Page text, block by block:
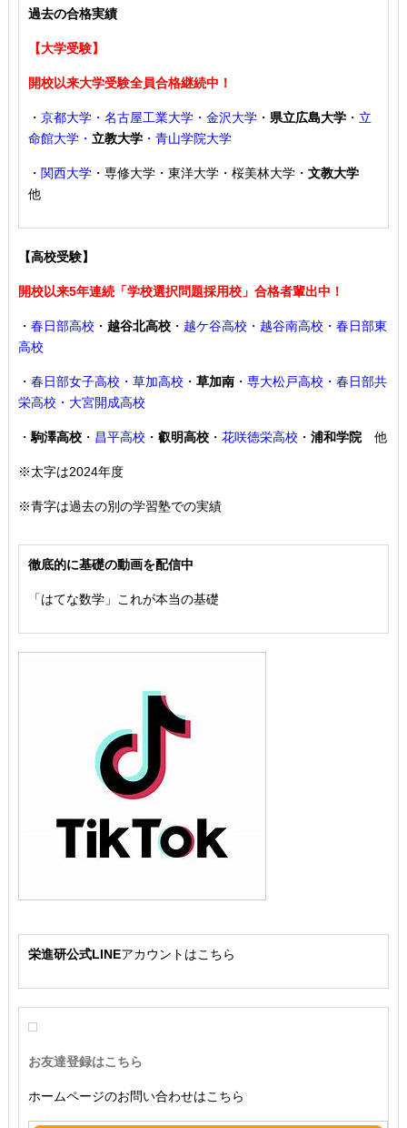
過去の合格実績
【大学受験】
開校以来大学受験全員合格継続中！
・ 京都大学・名古屋工業大学・金沢大学・ 県立広島大学・ 立
命館大学・ 立教大学・青山学院大学
・ 関西大学・専修大学・東洋大学・桜美林大学・ 文教大学
他
【高校受験】
開校以来5年連続「学校選択問題採用校」合格者輩出中！
・ 春日部高校 ・ 越谷北高校・ 越ケ谷高校・越谷南高校・春日部東
高校
・ 春日部女子高校・草加高校 ・ 草加南・ 専大松戸高校 ・春日部共
栄高校・大宮開成高校
・ 駒澤高校・ 昌平高校 ・ 叡明高校・ 花咲徳栄高校 ・ 浦和学院他
※太字は2024年度
※青字は過去の別の学習塾での実績
徹底的に基礎の動画を配信中
「はてな数学」これが本当の基礎
栄進研公式LINEアカウントはこちら
お友達登録はこちら
ホームページのお問い合わせはこちら